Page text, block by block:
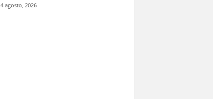
4 agosto, 2026